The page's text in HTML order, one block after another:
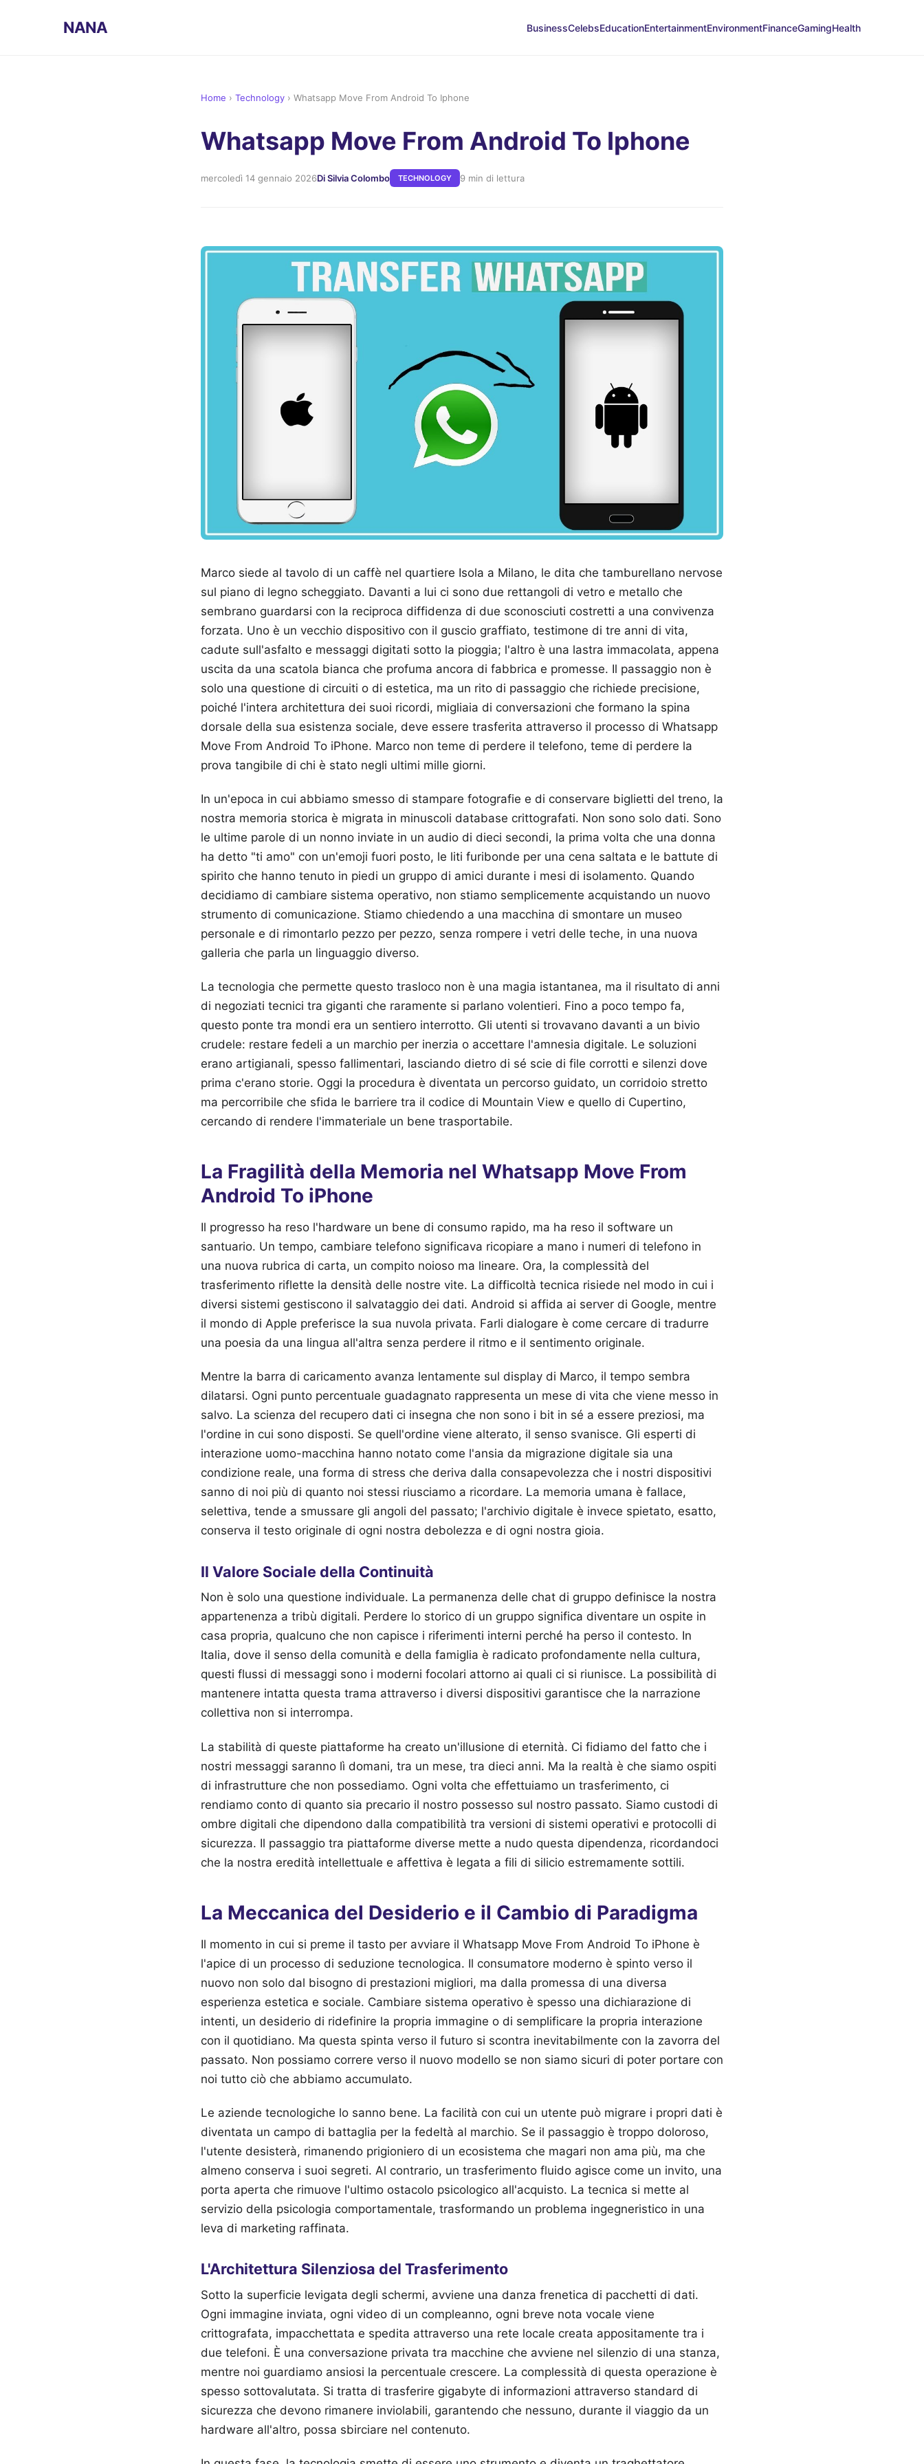
NANA BusinessCelebsEducationEntertainmentEnvironmentFinanceGamingHealth
Home › Technology › Whatsapp Move From Android To Iphone
Whatsapp Move From Android To Iphone
mercoledì 14 gennaio 2026Di Silvia Colombo TECHNOLOGY 9 min di lettura
Marco siede al tavolo di un caffè nel quartiere Isola a Milano, le dita che tamburellano nervose
sul piano di legno scheggiato. Davanti a lui ci sono due rettangoli di vetro e metallo che
sembrano guardarsi con la reciproca diffidenza di due sconosciuti costretti a una convivenza
forzata. Uno è un vecchio dispositivo con il guscio graffiato, testimone di tre anni di vita,
cadute sull'asfalto e messaggi digitati sotto la pioggia; l'altro è una lastra immacolata, appena
uscita da una scatola bianca che profuma ancora di fabbrica e promesse. Il passaggio non è
solo una questione di circuiti o di estetica, ma un rito di passaggio che richiede precisione,
poiché l'intera architettura dei suoi ricordi, migliaia di conversazioni che formano la spina
dorsale della sua esistenza sociale, deve essere trasferita attraverso il processo di Whatsapp
Move From Android To iPhone. Marco non teme di perdere il telefono, teme di perdere la
prova tangibile di chi è stato negli ultimi mille giorni.
In un'epoca in cui abbiamo smesso di stampare fotografie e di conservare biglietti del treno, la
nostra memoria storica è migrata in minuscoli database crittografati. Non sono solo dati. Sono
le ultime parole di un nonno inviate in un audio di dieci secondi, la prima volta che una donna
ha detto "ti amo" con un'emoji fuori posto, le liti furibonde per una cena saltata e le battute di
spirito che hanno tenuto in piedi un gruppo di amici durante i mesi di isolamento. Quando
decidiamo di cambiare sistema operativo, non stiamo semplicemente acquistando un nuovo
strumento di comunicazione. Stiamo chiedendo a una macchina di smontare un museo
personale e di rimontarlo pezzo per pezzo, senza rompere i vetri delle teche, in una nuova
galleria che parla un linguaggio diverso.
La tecnologia che permette questo trasloco non è una magia istantanea, ma il risultato di anni
di negoziati tecnici tra giganti che raramente si parlano volentieri. Fino a poco tempo fa,
questo ponte tra mondi era un sentiero interrotto. Gli utenti si trovavano davanti a un bivio
crudele: restare fedeli a un marchio per inerzia o accettare l'amnesia digitale. Le soluzioni
erano artigianali, spesso fallimentari, lasciando dietro di sé scie di file corrotti e silenzi dove
prima c'erano storie. Oggi la procedura è diventata un percorso guidato, un corridoio stretto
ma percorribile che sfida le barriere tra il codice di Mountain View e quello di Cupertino,
cercando di rendere l'immateriale un bene trasportabile.
La Fragilità della Memoria nel Whatsapp Move From
Android To iPhone
Il progresso ha reso l'hardware un bene di consumo rapido, ma ha reso il software un
santuario. Un tempo, cambiare telefono significava ricopiare a mano i numeri di telefono in
una nuova rubrica di carta, un compito noioso ma lineare. Ora, la complessità del
trasferimento riflette la densità delle nostre vite. La difficoltà tecnica risiede nel modo in cui i
diversi sistemi gestiscono il salvataggio dei dati. Android si affida ai server di Google, mentre
il mondo di Apple preferisce la sua nuvola privata. Farli dialogare è come cercare di tradurre
una poesia da una lingua all'altra senza perdere il ritmo e il sentimento originale.
Mentre la barra di caricamento avanza lentamente sul display di Marco, il tempo sembra
dilatarsi. Ogni punto percentuale guadagnato rappresenta un mese di vita che viene messo in
salvo. La scienza del recupero dati ci insegna che non sono i bit in sé a essere preziosi, ma
l'ordine in cui sono disposti. Se quell'ordine viene alterato, il senso svanisce. Gli esperti di
interazione uomo-macchina hanno notato come l'ansia da migrazione digitale sia una
condizione reale, una forma di stress che deriva dalla consapevolezza che i nostri dispositivi
sanno di noi più di quanto noi stessi riusciamo a ricordare. La memoria umana è fallace,
selettiva, tende a smussare gli angoli del passato; l'archivio digitale è invece spietato, esatto,
conserva il testo originale di ogni nostra debolezza e di ogni nostra gioia.
Il Valore Sociale della Continuità
Non è solo una questione individuale. La permanenza delle chat di gruppo definisce la nostra
appartenenza a tribù digitali. Perdere lo storico di un gruppo significa diventare un ospite in
casa propria, qualcuno che non capisce i riferimenti interni perché ha perso il contesto. In
Italia, dove il senso della comunità e della famiglia è radicato profondamente nella cultura,
questi flussi di messaggi sono i moderni focolari attorno ai quali ci si riunisce. La possibilità di
mantenere intatta questa trama attraverso i diversi dispositivi garantisce che la narrazione
collettiva non si interrompa.
La stabilità di queste piattaforme ha creato un'illusione di eternità. Ci fidiamo del fatto che i
nostri messaggi saranno lì domani, tra un mese, tra dieci anni. Ma la realtà è che siamo ospiti
di infrastrutture che non possediamo. Ogni volta che effettuiamo un trasferimento, ci
rendiamo conto di quanto sia precario il nostro possesso sul nostro passato. Siamo custodi di
ombre digitali che dipendono dalla compatibilità tra versioni di sistemi operativi e protocolli di
sicurezza. Il passaggio tra piattaforme diverse mette a nudo questa dipendenza, ricordandoci
che la nostra eredità intellettuale e affettiva è legata a fili di silicio estremamente sottili.
La Meccanica del Desiderio e il Cambio di Paradigma
Il momento in cui si preme il tasto per avviare il Whatsapp Move From Android To iPhone è
l'apice di un processo di seduzione tecnologica. Il consumatore moderno è spinto verso il
nuovo non solo dal bisogno di prestazioni migliori, ma dalla promessa di una diversa
esperienza estetica e sociale. Cambiare sistema operativo è spesso una dichiarazione di
intenti, un desiderio di ridefinire la propria immagine o di semplificare la propria interazione
con il quotidiano. Ma questa spinta verso il futuro si scontra inevitabilmente con la zavorra del
passato. Non possiamo correre verso il nuovo modello se non siamo sicuri di poter portare con
noi tutto ciò che abbiamo accumulato.
Le aziende tecnologiche lo sanno bene. La facilità con cui un utente può migrare i propri dati è
diventata un campo di battaglia per la fedeltà al marchio. Se il passaggio è troppo doloroso,
l'utente desisterà, rimanendo prigioniero di un ecosistema che magari non ama più, ma che
almeno conserva i suoi segreti. Al contrario, un trasferimento fluido agisce come un invito, una
porta aperta che rimuove l'ultimo ostacolo psicologico all'acquisto. La tecnica si mette al
servizio della psicologia comportamentale, trasformando un problema ingegneristico in una
leva di marketing raffinata.
L'Architettura Silenziosa del Trasferimento
Sotto la superficie levigata degli schermi, avviene una danza frenetica di pacchetti di dati.
Ogni immagine inviata, ogni video di un compleanno, ogni breve nota vocale viene
crittografata, impacchettata e spedita attraverso una rete locale creata appositamente tra i
due telefoni. È una conversazione privata tra macchine che avviene nel silenzio di una stanza,
mentre noi guardiamo ansiosi la percentuale crescere. La complessità di questa operazione è
spesso sottovalutata. Si tratta di trasferire gigabyte di informazioni attraverso standard di
sicurezza che devono rimanere inviolabili, garantendo che nessuno, durante il viaggio da un
hardware all'altro, possa sbirciare nel contenuto.